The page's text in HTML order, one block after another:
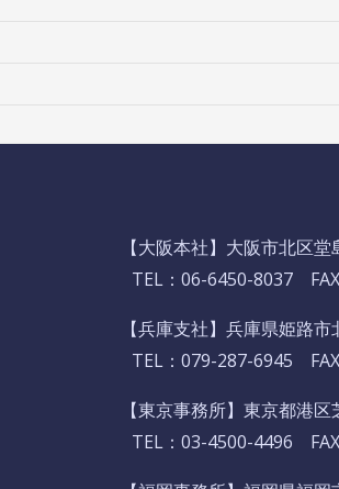
【大阪本社】 大阪市北区堂
TEL： 06-6450-8037
【兵庫支社】 兵庫県姫路市
TEL： 079-287-6945
【東京事務所】東京都港
TEL： 03-4500-4496